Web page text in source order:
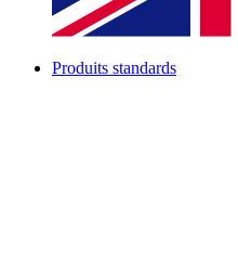
Produits standards